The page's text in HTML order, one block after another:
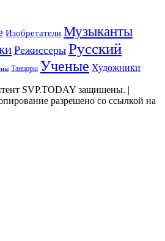
Изобретатели Музыканты
Режиссеры Русский
Танцоры Ученые Художники
SVP.TODAY защищены. |
разрешено со ссылкой на